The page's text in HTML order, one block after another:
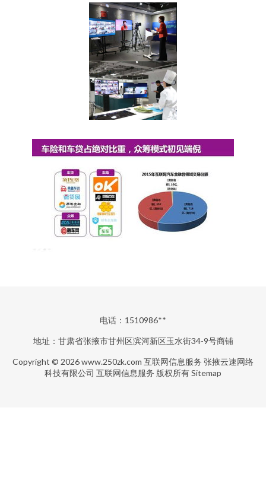
电话：1510986**
地址：甘肃省张掖市甘州区滨河新区玉水街34-9号商铺
Copyright © 2026www.250zk.com 互联网信息服务 张掖云速网络
科技有限公司 互联网信息服务 版权所有Sitemap